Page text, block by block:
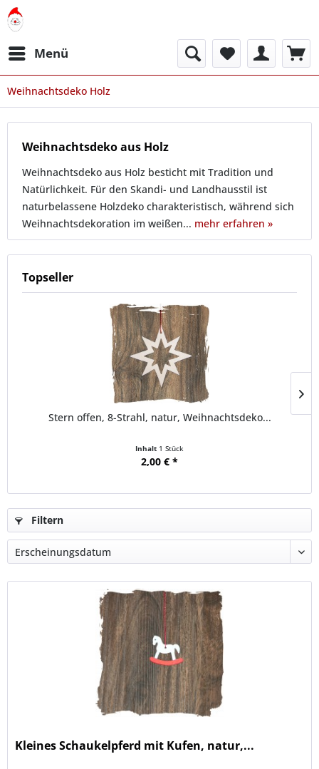
Menü
Weihnachtsdeko Holz
Weihnachtsdeko aus Holz
Weihnachtsdeko aus Holz besticht mit Tradition und
Natürlichkeit. Für den Skandi- und Landhausstil ist
naturbelassene Holzdeko charakteristisch, während sich
Weihnachtsdekoration im weißen... mehr erfahren »
Topseller
Stern offen, 8-Strahl, natur, Weihnachtsdeko...
Inhalt 1 Stück
2,00 € *
Filtern
Kleines Schaukelpferd mit Kufen, natur,...